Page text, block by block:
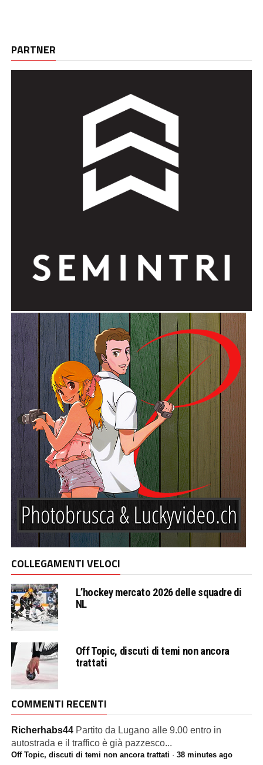
PARTNER
COLLEGAMENTI VELOCI
L’hockey mercato 2026 delle squadre di
NL
Off Topic, discuti di temi non ancora
trattati
COMMENTI RECENTI
Richerhabs44 Partito da Lugano alle 9.00 entro in
autostrada e il traffico è già pazzesco...
Off Topic, discuti di temi non ancora trattati · 38 minutes ago